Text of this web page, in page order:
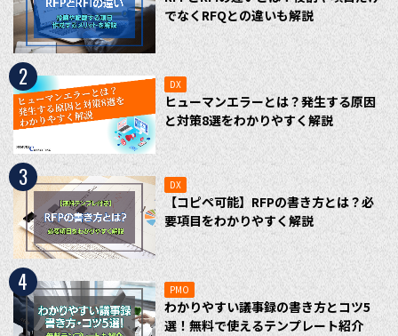
でなくRFQとの違いも解説
2 DX
ヒューマンエラーとは？発生する原因
と対策8選をわかりやすく解説
3 DX
【コピペ可能】RFPの書き方とは？必
要項目をわかりやすく解説
4 PMO
わかりやすい議事録の書き方とコツ5
選！無料で使えるテンプレート紹介